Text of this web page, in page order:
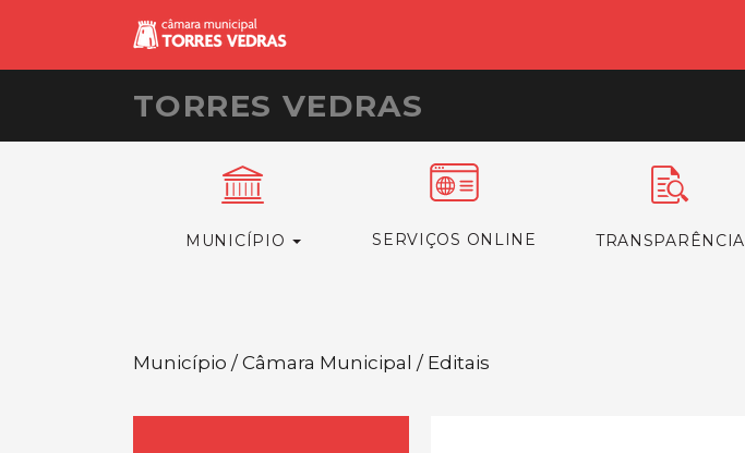
TORRES VEDRAS
MUNICÍPIO SERVIÇOS ONLINE TRANSPARÊNCIA
Município / Câmara Municipal / Editais